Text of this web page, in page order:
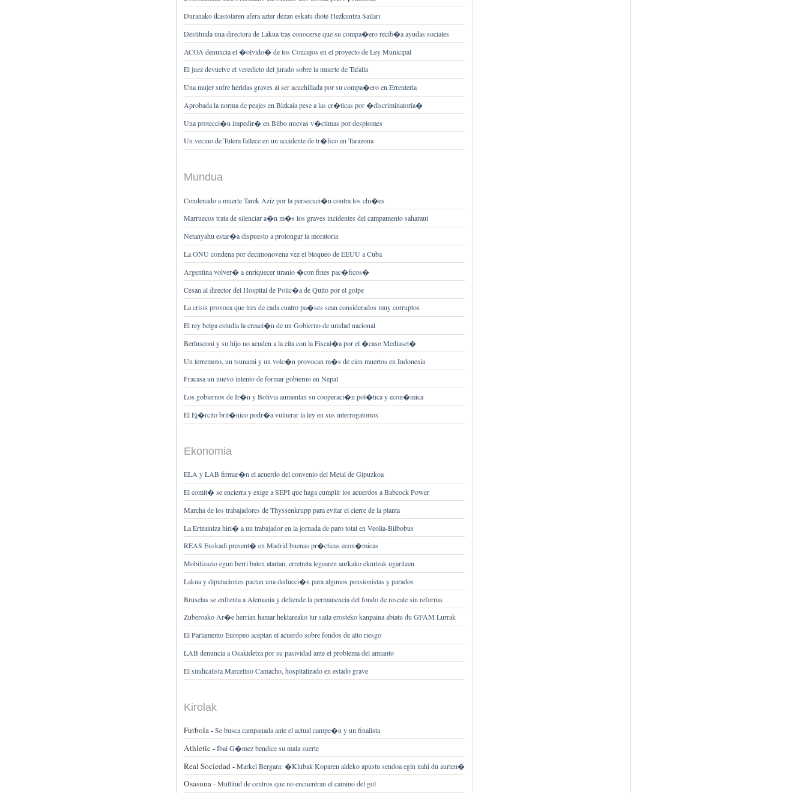
Duranako ikastolaren afera azter dezan eskatu diote Hezkuntza Sailari
Destituida una directora de Lakua tras conocerse que su compa�ero recib�a ayudas sociales
ACOA denuncia el �olvido� de los Concejos en el proyecto de Ley Municipal
El juez devuelve el veredicto del jurado sobre la muerte de Tafalla
Una mujer sufre heridas graves al ser acuchillada por su compa�ero en Errenteria
Aprobada la norma de peajes en Bizkaia pese a las cr�ticas por �discriminatoria�
Una protecci�n impedir� en Bilbo nuevas v�ctimas por desplomes
Un vecino de Tutera fallece en un accidente de tr�fico en Tarazona
Mundua
Condenado a muerte Tarek Aziz por la persecuci�n contra los chi�es
Marruecos trata de silenciar a�n m�s los graves incidentes del campamento saharaui
Netanyahu estar�a dispuesto a prolongar la moratoria
La ONU condena por decimonovena vez el bloqueo de EEUU a Cuba
Argentina volver� a enriquecer uranio �con fines pac�ficos�
Cesan al director del Hospital de Polic�a de Quito por el golpe
La crisis provoca que tres de cada cuatro pa�ses sean considerados muy corruptos
El rey belga estudia la creaci�n de un Gobierno de unidad nacional
Berlusconi y su hijo no acuden a la cita con la Fiscal�a por el �caso Mediaset�
Un terremoto, un tsunami y un volc�n provocan m�s de cien muertos en Indonesia
Fracasa un nuevo intento de formar gobierno en Nepal
Los gobiernos de Ir�n y Bolivia aumentan su cooperaci�n pol�tica y econ�mica
El Ej�rcito brit�nico podr�a vulnerar la ley en sus interrogatorios
Ekonomia
ELA y LAB firmar�n el acuerdo del convenio del Metal de Gipuzkoa
El comit� se encierra y exige a SEPI que haga cumplir los acuerdos a Babcock Power
Marcha de los trabajadores de Thyssenkrupp para evitar el cierre de la planta
La Ertzaintza hiri� a un trabajador en la jornada de paro total en Veolia-Bilbobus
REAS Euskadi present� en Madrid buenas pr�cticas econ�micas
Mobilizazio egun berri baten atarian, erretreta legearen aurkako ekintzak ugaritzen
Lakua y diputaciones pactan una deducci�n para algunos pensionistas y parados
Bruselas se enfrenta a Alemania y defiende la permanencia del fondo de rescate sin reforma
Zuberoako Ar�e herrian hamar hektareako lur saila erosteko kanpaina abiatu du GFAM Lurrak
El Parlamento Europeo aceptan el acuerdo sobre fondos de alto riesgo
LAB denuncia a Osakidetza por su pasividad ante el problema del amianto
El sindicalista Marcelino Camacho, hospitalizado en estado grave
Kirolak
Futbola -Se busca campanada ante el actual campe�n y un finalista
Athletic -Ibai G�mez bendice su mala suerte
Real Sociedad -Markel Bergara: �Klubak Koparen aldeko apustu sendoa egin nahi du aurten�
Osasuna -Multitud de centros que no encuentran el camino del gol